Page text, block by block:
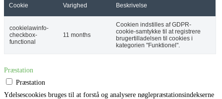
Cookie Varighed Beskrivelse
cookielawinfo-
checkbox-
functional
11 months
Cookien indstilles af GDPR-
cookie-samtykke til at registrere
brugertilladelsen til cookies i
kategorien "Funktionel".
Præstation
Præstation
Ydelsescookies bruges til at forstå og analysere nøglepræstationsindekserne